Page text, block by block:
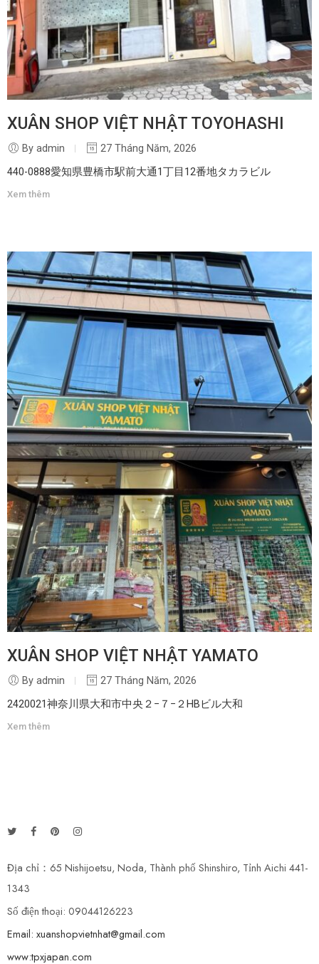
XUÂN SHOP VIỆT NHẬT TOYOHASHI
By admin
27 Tháng Năm, 2026
440-0888愛知県豊橋市駅前大通1丁目12番地タカラビル
Xem thêm
XUÂN SHOP VIỆT NHẬT YAMATO
By admin
27 Tháng Năm, 2026
2420021神奈川県大和市中央２−７−２HBビル大和
Xem thêm
Địa chỉ：65 Nishijoetsu, Noda, Thành phố Shinshiro, Tỉnh Aichi 441-
1343
Số điện thoại: 09044126223
Email: xuanshopvietnhat@gmail.com
www:tpxjapan.com